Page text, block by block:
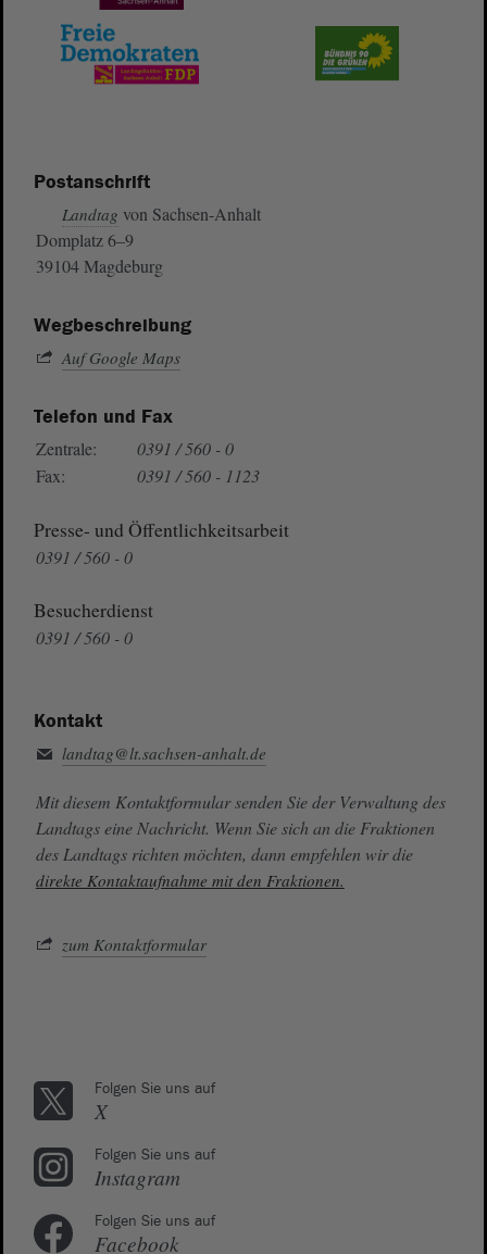
Postanschrift
Landtag von Sachsen-Anhalt
Domplatz 6–9
39104 Magdeburg
Wegbeschreibung
Auf Google Maps
Telefon und Fax
Zentrale:
0391 / 560 - 0
Fax:
0391 / 560 - 1123
Presse- und Öffentlichkeitsarbeit
0391 / 560 - 0
Besucherdienst
0391 / 560 - 0
Kontakt
landtag@lt.sachsen-anhalt.de
Mit diesem Kontaktformular senden Sie der Verwaltung des
Landtags eine Nachricht. Wenn Sie sich an die Fraktionen
des Landtags richten möchten, dann empfehlen wir die
direkte Kontaktaufnahme mit den Fraktionen.
zum Kontaktformular
Folgen Sie uns auf
X
Folgen Sie uns auf
Instagram
Folgen Sie uns auf
Facebook